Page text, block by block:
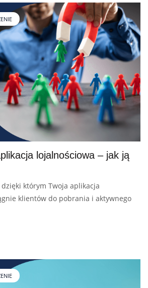
lojalnościowa – jak ją
którym Twoja aplikacja
klientów do pobrania i aktywnego